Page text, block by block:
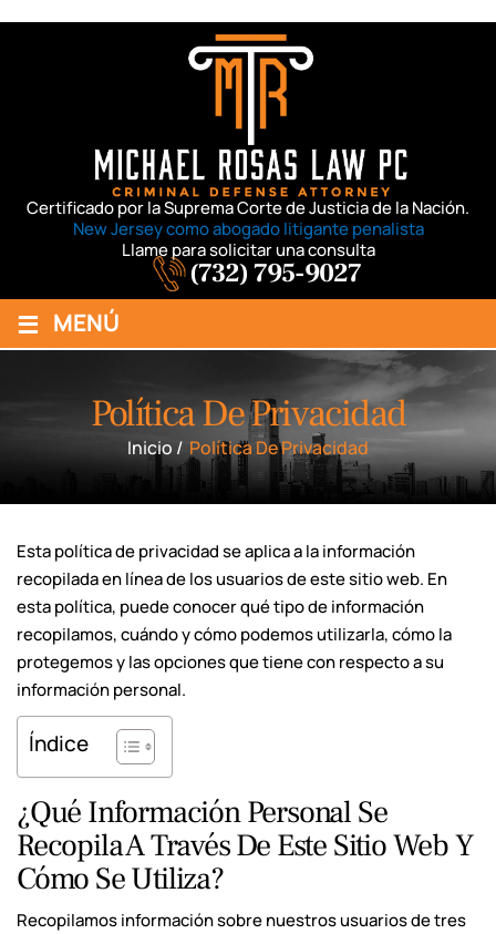
Certificado por la Suprema Corte de Justicia de la Nación.
New Jersey como abogado litigante penalista
Llame para solicitar una consulta
(732) 795-9027
≡ MENÚ
Política De Privacidad
Inicio / Política De Privacidad
Esta política de privacidad se aplica a la información
recopilada en línea de los usuarios de este sitio web. En
esta política, puede conocer qué tipo de información
recopilamos, cuándo y cómo podemos utilizarla, cómo la
protegemos y las opciones que tiene con respecto a su
información personal.
Índice
¿Qué Información Personal Se
Recopila A Través De Este Sitio Web Y
Cómo Se Utiliza?
Recopilamos información sobre nuestros usuarios de tres